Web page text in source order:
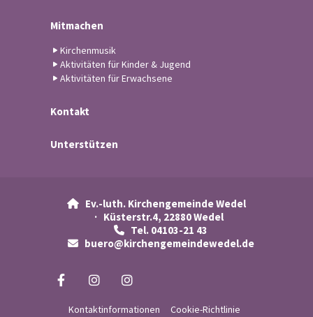
Mitmachen
Kirchenmusik
Aktivitäten für Kinder & Jugend
Aktivitäten für Erwachsene
Kontakt
Unterstützen

Ev.-luth. Kirchengemeinde Wedel
· Küsterstr.4, 22880 Wedel
 Tel. 04103-21 43
buero@kirchengemeindewedel.de
Kontaktinformationen Cookie-Richtlinie